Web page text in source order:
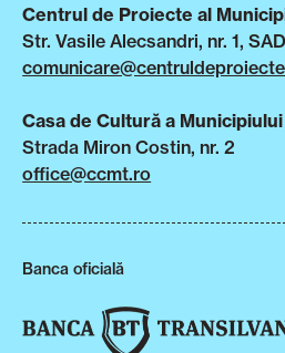
Centrul de Proiecte al
Str. Vasile Alecsandri, nr. 1,
Casa de Cultură a
Strada Miron Costin, nr. 2
office@ccmt.ro
Banca oficială